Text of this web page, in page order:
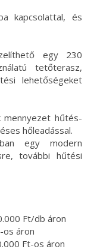
kapcsolattal, és
egy 230
tetőterasz,
lehetőségeket
mennyezet hűtés-
hőleadással.
egy modern
további hűtési
Ft/db áron
os áron
Ft-os áron